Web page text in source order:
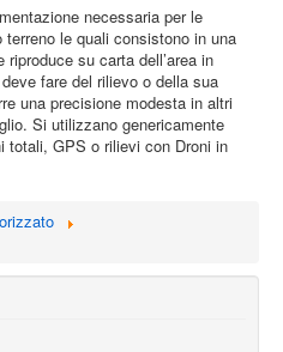
necessaria per le
le quali consistono in una
su carta dell’area in
fare del rilievo o della sua
una precisione modesta in altri
Si utilizzano genericamente
totali, GPS o rilievi con Droni in